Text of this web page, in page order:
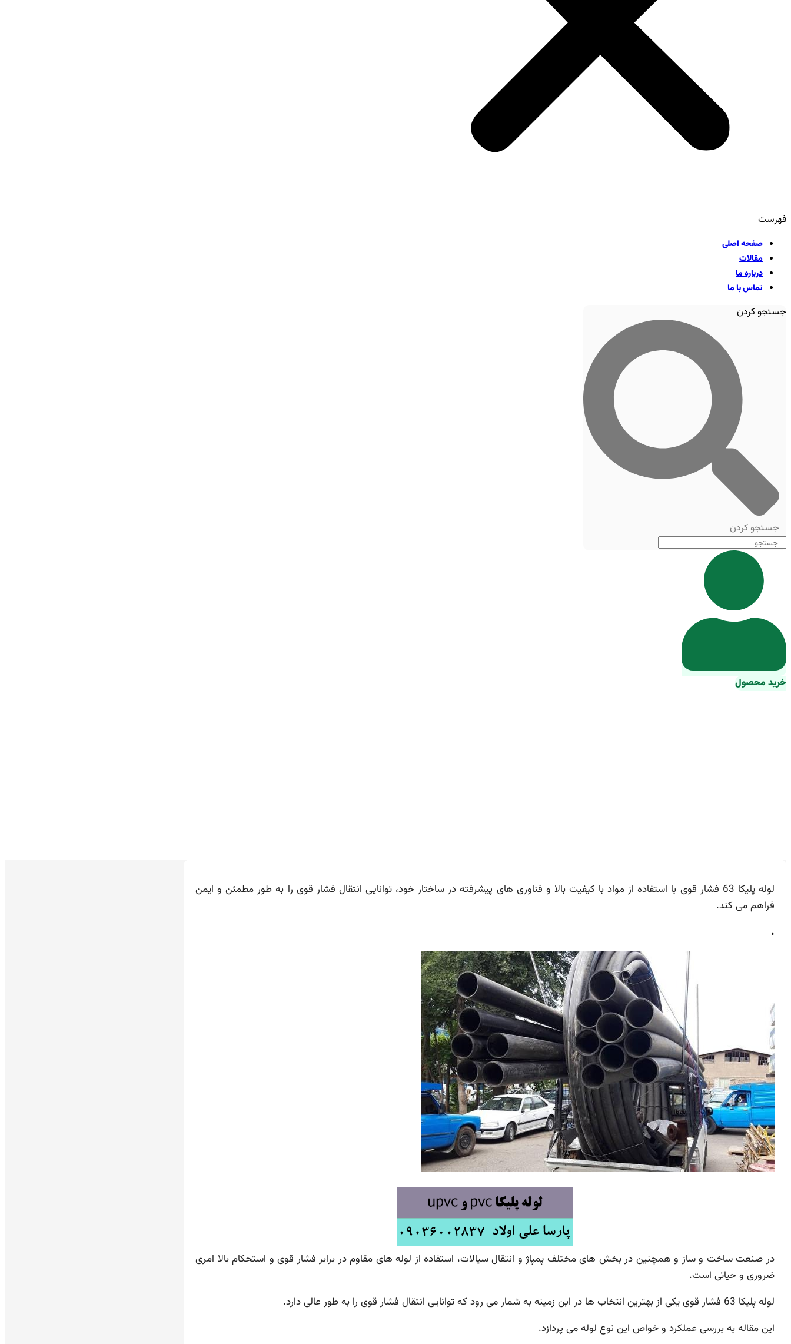
فهرست
صفحه اصلی
مقالات
درباره ما
تماس با ما
جستجو کردن
جستجو کردن
خرید محصول
لوله پلیکا 63 فشار قوی با استفاده از مواد با کیفیت بالا و فناوری های پیشرفته در ساختار خود، توانایی انتقال فشار قوی را به طور مطمئن و ایمن
فراهم می کند.
.
در صنعت ساخت و ساز و همچنین در بخش های مختلف پمپاژ و انتقال سیالات، استفاده از لوله های مقاوم در برابر فشار قوی و استحکام بالا امری
ضروری و حیاتی است.
لوله پلیکا 63 فشار قوی یکی از بهترین انتخاب ها در این زمینه به شمار می رود که توانایی انتقال فشار قوی را به طور عالی دارد.
این مقاله به بررسی عملکرد و خواص این نوع لوله می پردازد.